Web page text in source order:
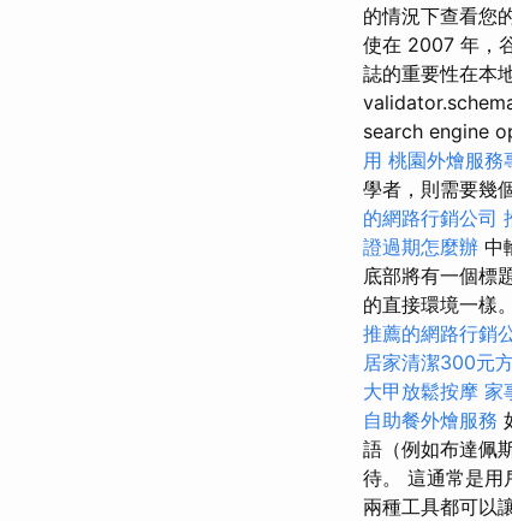
的情況下查看您
使在 2007 年，
誌的重要性在本
search engine
用 桃園外燴服務
學者，則需要幾
的網路行銷公司
證過期怎麼辦 中
底部將有一個標
的直接環境一樣。
推薦的網路行銷
居家清潔300元
大甲放鬆按摩 家
自助餐外燴服務
語（例如布達佩
待。 這通常是用
兩種工具都可以